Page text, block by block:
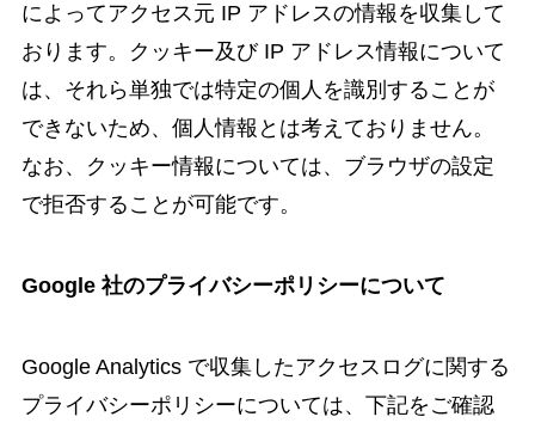
によってアクセス元 IP アドレスの情報を収集して
おります。クッキー及び IP アドレス情報について
は、それら単独では特定の個人を識別することが
できないため、個人情報とは考えておりません。
なお、クッキー情報については、ブラウザの設定
で拒否することが可能です。
Google 社のプライバシーポリシーについて
Google Analytics で収集したアクセスログに関する
プライバシーポリシーについては、下記をご確認